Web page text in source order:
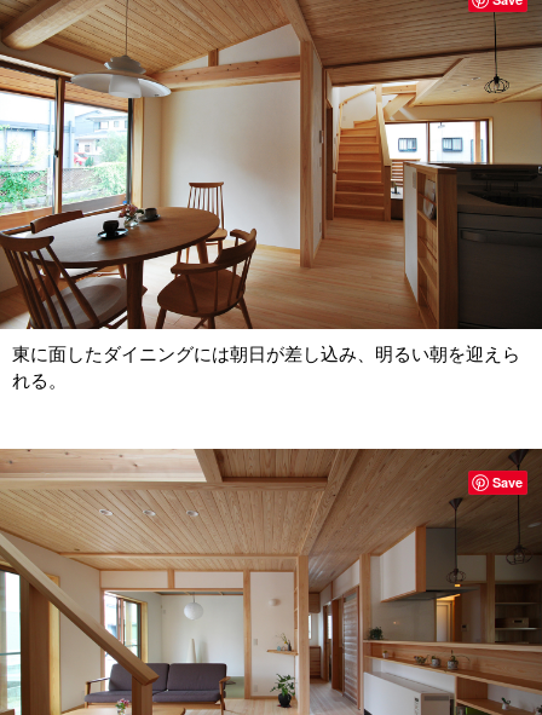
東に面した ダイニングには朝日が差し込み、明るい朝を迎えら
れる。
Save